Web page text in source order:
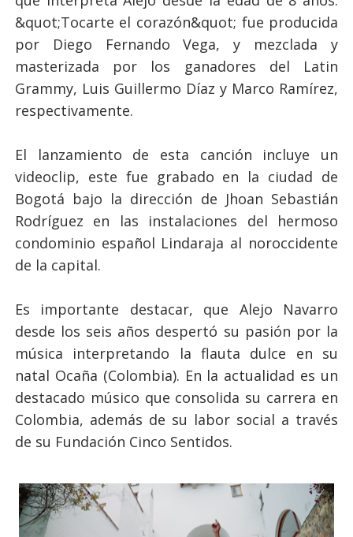
&quot;Tocarte el corazón&quot; fue producida
por Diego Fernando Vega, y mezclada y
masterizada por los ganadores del Latin
Grammy, Luis Guillermo Díaz y Marco Ramírez,
respectivamente.
El lanzamiento de esta canción incluye un
videoclip, este fue grabado en la ciudad de
Bogotá bajo la dirección de Jhoan Sebastián
Rodríguez en las instalaciones del hermoso
condominio español Lindaraja al noroccidente
de la capital.
Es importante destacar, que Alejo Navarro
desde los seis años despertó su pasión por la
música interpretando la flauta dulce en su
natal Ocaña (Colombia). En la actualidad es un
destacado músico que consolida su carrera en
Colombia, además de su labor social a través
de su Fundación Cinco Sentidos.